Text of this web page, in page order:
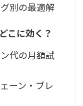
別の最適解
こに効く？
代の月額試
ーン・ブレ